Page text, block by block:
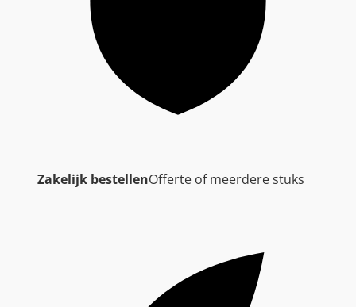
Zakelijk bestellenOfferte of meerdere stuks